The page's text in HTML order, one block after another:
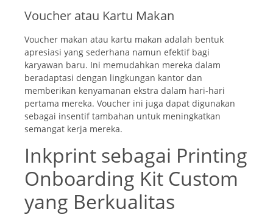
Voucher atau Kartu Makan
Voucher makan atau kartu makan adalah bentuk
apresiasi yang sederhana namun efektif bagi
karyawan baru. Ini memudahkan mereka dalam
beradaptasi dengan lingkungan kantor dan
memberikan kenyamanan ekstra dalam hari-hari
pertama mereka. Voucher ini juga dapat digunakan
sebagai insentif tambahan untuk meningkatkan
semangat kerja mereka.
Inkprint sebagai Printing
Onboarding Kit Custom
yang Berkualitas